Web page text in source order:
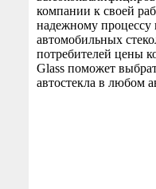
компании к своей
надежному процессу
автомобильных
потребителей цены
Glass поможет
автостекла в любом